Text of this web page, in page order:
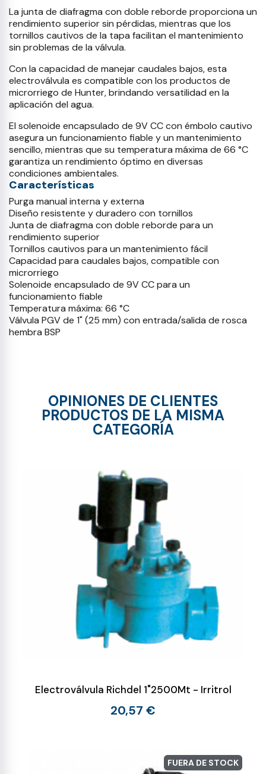
La junta de diafragma con doble reborde proporciona un
rendimiento superior sin pérdidas, mientras que los
tornillos cautivos de la tapa facilitan el mantenimiento
sin problemas de la válvula.
Con la capacidad de manejar caudales bajos, esta
electroválvula es compatible con los productos de
microrriego de Hunter, brindando versatilidad en la
aplicación del agua.
El solenoide encapsulado de 9V CC con émbolo cautivo
asegura un funcionamiento fiable y un mantenimiento
sencillo, mientras que su temperatura máxima de 66 °C
garantiza un rendimiento óptimo en diversas
condiciones ambientales.
Características
Purga manual interna y externa
Diseño resistente y duradero con tornillos
Junta de diafragma con doble reborde para un
rendimiento superior
Tornillos cautivos para un mantenimiento fácil
Capacidad para caudales bajos, compatible con
microrriego
Solenoide encapsulado de 9V CC para un
funcionamiento fiable
Temperatura máxima: 66 °C
Válvula PGV de 1" (25 mm) con entrada/salida de rosca
hembra BSP
OPINIONES DE CLIENTES
PRODUCTOS DE LA MISMA
CATEGORÍA
Electroválvula Richdel 1"2500Mt - Irritrol
20,57 €
FUERA DE STOCK